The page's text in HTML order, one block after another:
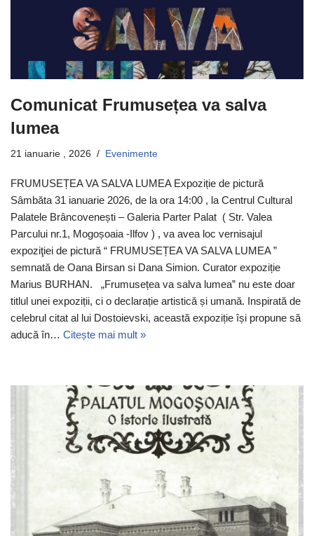
Comunicat Frumusețea va salva
lumea
21 ianuarie , 2026 Evenimente
FRUMUSEȚEA VA SALVA LUMEA Expoziție de pictură
Sâmbăta 31 ianuarie 2026, de la ora 14:00 , la Centrul Cultural
Palatele Brâncovenești – Galeria Parter Palat ( Str. Valea
Parcului nr.1, Mogoșoaia -Ilfov ) , va avea loc vernisajul
expoziţiei de pictură “ FRUMUSEȚEA VA SALVA LUMEA ”
semnată de Oana Birsan si Dana Simion. Curator expoziție
Marius BURHAN. „Frumusețea va salva lumea” nu este doar
titlul unei expoziții, ci o declarație artistică și umană. Inspirată de
celebrul citat al lui Dostoievski, această expoziție își propune să
aducă în… Citește mai mult »